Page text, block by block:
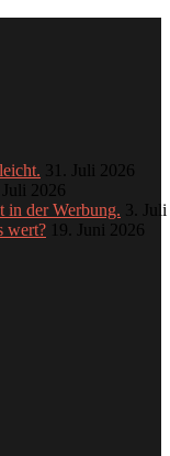
31. Juli 2026
Juli 2026
der Werbung.
3.
wert?
19. Juni 2026